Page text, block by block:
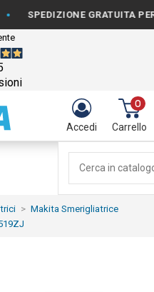
SPEDIZIONE GRATUITA PER
Accedi
0
Carrello
Makita Smerigliatrice